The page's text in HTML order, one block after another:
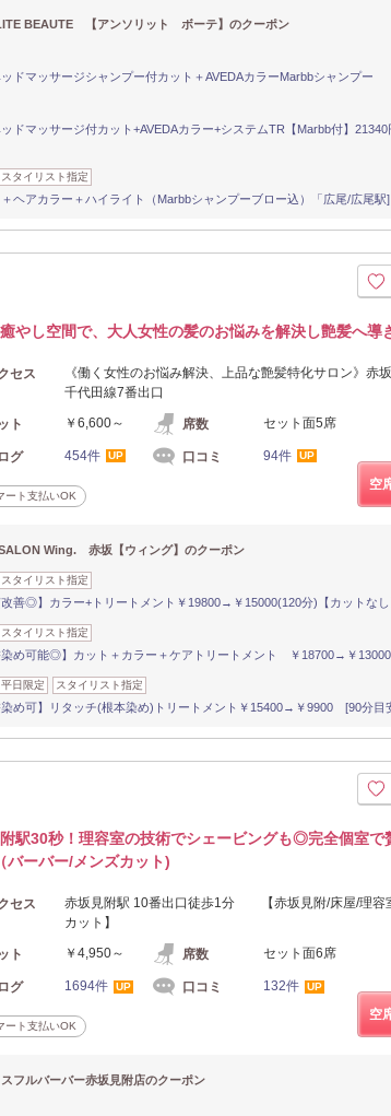
BEAUTE 【アンソリット ボーテ】のクーポン
ドマッサージシャンプー付カット＋AVEDAカラーMarbbシャンプー
ドマッサージ付カット+AVEDAカラー+システムTR【Marbb付】21340
スタイリスト指定
ヘアカラー＋ハイライト（Marbbシャンプーブロー込）「広尾/広尾駅]
やし空間で、大人女性の髪のお悩みを解決し艶髪へ
セス
《働く女性のお悩み解決、上品な艶髪特化サロン》赤
千代田線7番出口
ト ￥6,600～ 席数 セット面5席
グ 454件 UP 口コミ 94件 UP
ート支払いOK
空
Wing. 赤坂【ウィング】のクーポン
スタイリスト指定
改善◎】カラー+トリートメント￥19800→￥15000(120分)【カットなし
スタイリスト指定
染め可能◎】カット＋カラー＋ケアトリートメント ￥18700→￥13000
平日限定 スタイリスト指定
染め可】リタッチ(根本染め)トリートメント￥15400→￥9900 [90分目
駅30秒！理容室の技術でシェービングも◎完全個室で
バーバー/メンズカット)
セス
赤坂見附駅 10番出口徒歩1分 【赤坂見附/床屋/理容
カット】
ト ￥4,950～ 席数 セット面6席
グ 1694件 UP 口コミ 132件 UP
ート支払いOK
空
フルバーバー赤坂見附店のクーポン